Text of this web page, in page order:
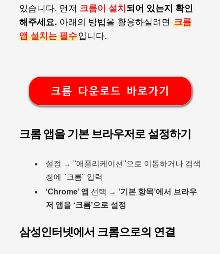
있습니다. 먼저 크롬이 설치 되어 있는지 확인
해주세요. 아래의 방법을 활용하실려면 크롬
앱 설치는 필수입니다.
크롬 다운로드 바로가기
크롬 앱을 기본 브라우저로 설정하기
설정 → "애플리케이션"으로 이동하거나 검색
창에 "크롬" 입력
‘Chrome’ 앱 선택 → ‘기본 항목’에서 브라우
저 앱을 ‘크롬’으로 설정
삼성인터넷에서 크롬으로의 연결